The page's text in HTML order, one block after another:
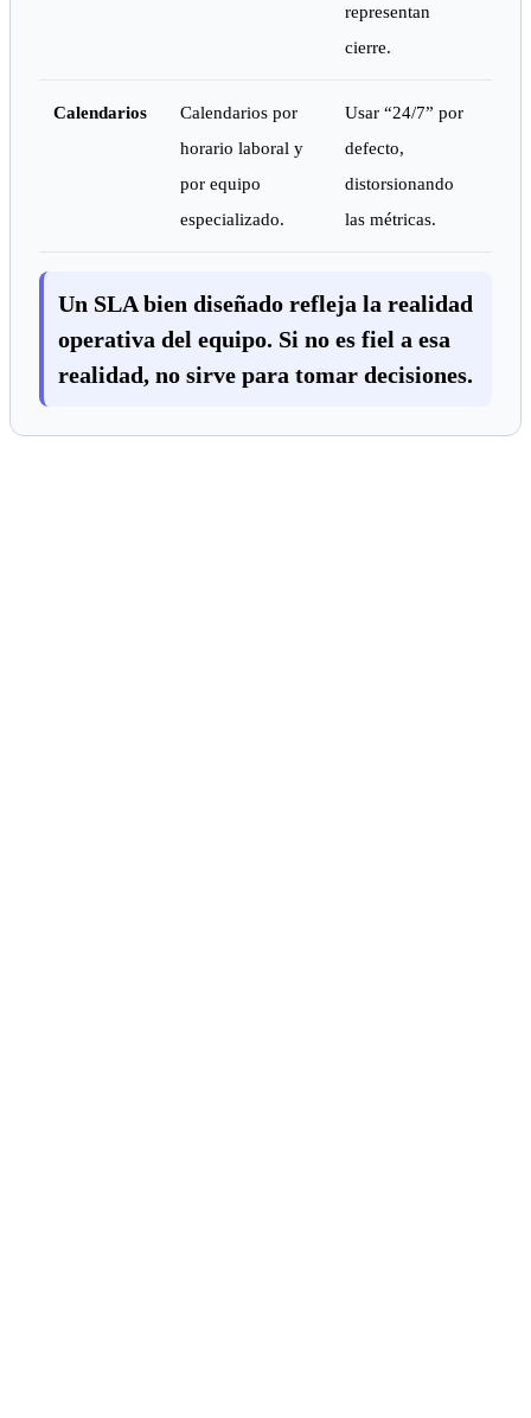
representan
cierre.
Calendarios
Calendarios por
horario laboral y
por equipo
especializado.
Usar “24/7” por
defecto,
distorsionando
las métricas.
Un SLA bien diseñado refleja la realidad
operativa del equipo. Si no es fiel a esa
realidad, no sirve para tomar decisiones.